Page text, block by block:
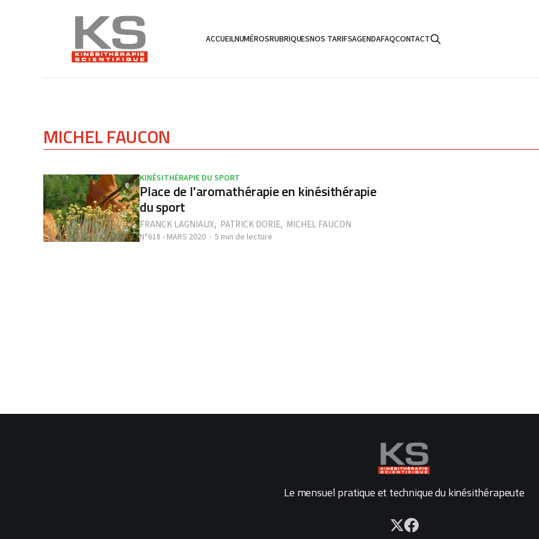
ACCUEILNUMÉROSRUBRIQUESNOS TARIFSAGENDAFAQCONTACT
MICHEL FAUCON
KINÉSITHÉRAPIE DU SPORT
Place de l'aromathérapie en kinésithérapie
du sport
FRANCK LAGNIAUX, PATRICK DORIE, MICHEL FAUCON
N°618 - MARS 2020 5 min de lecture
Le mensuel pratique et technique du kinésithérapeute